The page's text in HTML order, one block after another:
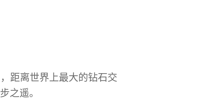
距离世界上最大的钻石交
之遥。